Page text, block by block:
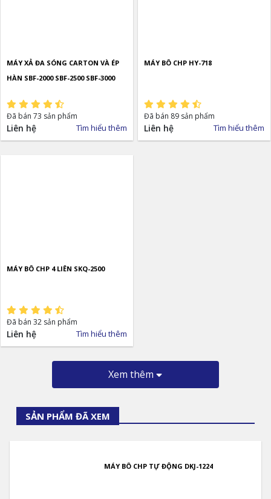
MÁY XẢ ĐA SÓNG CARTON VÀ ÉP
HÀN SBF-2000 SBF-2500 SBF-3000
Đã bán 73 sản phẩm
Liên hệ Tìm hiểu thêm
MÁY BÔ CHP HY-718
Đã bán 89 sản phẩm
Liên hệ Tìm hiểu thêm
MÁY BÔ CHP 4 LIÊN SKQ-2500
Đã bán 32 sản phẩm
Liên hệ Tìm hiểu thêm
Xem thêm
SẢN PHẨM ĐÃ XEM
MÁY BÔ CHP TỰ ĐỘNG DKJ-1224